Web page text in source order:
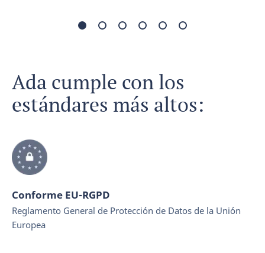
1 2 3 4 5 6
Ada cumple con los
estándares más altos:
Conforme EU-RGPD
Reglamento General de Protección de Datos de la Unión
Europea